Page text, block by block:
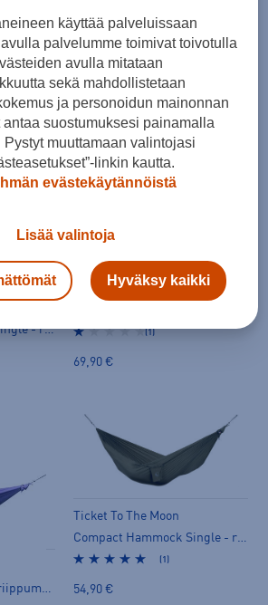
Väri Kauppasaatavuus
12tuotetta
Compact Hammock Single - riippumatto
Ticket To The Moon
(1)
69,90 €
Ticket To The Moon
(1)
54,90 €
käyttää palveluissaan
palvelumme toimivat toivotulla
avulla mitataan
sekä mahdollistetaan
ja personoidun mainonnan
suostumuksesi painamalla
Pystyt muuttamaan valintojasi
linkin kautta.
evästekäytännöistä
Lisää valintoja
Hyväksy kaikki